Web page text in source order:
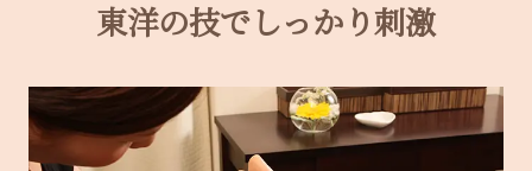
東洋の技でしっかり刺激